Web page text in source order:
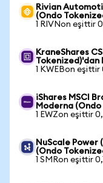
Rivian
(Ondo
1 RIVNon eşittir
KraneShares
Tokenized)'dan
1 KWEBon
iShares MSCI
Moderna
1 EWZon eşittir
NuScale Power
(Ondo
1 SMRon eşittir